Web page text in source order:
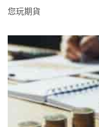
您玩期貨